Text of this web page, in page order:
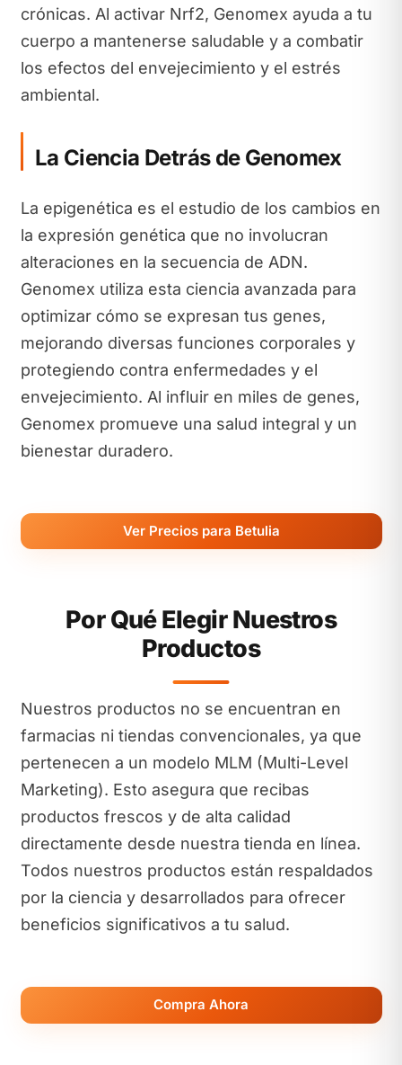
crónicas. Al activar Nrf2, Genomex ayuda a tu
cuerpo a mantenerse saludable y a combatir
los efectos del envejecimiento y el estrés
ambiental.
La Ciencia Detrás de Genomex
La epigenética es el estudio de los cambios en
la expresión genética que no involucran
alteraciones en la secuencia de ADN.
Genomex utiliza esta ciencia avanzada para
optimizar cómo se expresan tus genes,
mejorando diversas funciones corporales y
protegiendo contra enfermedades y el
envejecimiento. Al influir en miles de genes,
Genomex promueve una salud integral y un
bienestar duradero.
Ver Precios para Betulia
Por Qué Elegir Nuestros
Productos
Nuestros productos no se encuentran en
farmacias ni tiendas convencionales, ya que
pertenecen a un modelo MLM (Multi-Level
Marketing). Esto asegura que recibas
productos frescos y de alta calidad
directamente desde nuestra tienda en línea.
Todos nuestros productos están respaldados
por la ciencia y desarrollados para ofrecer
beneficios significativos a tu salud.
Compra Ahora